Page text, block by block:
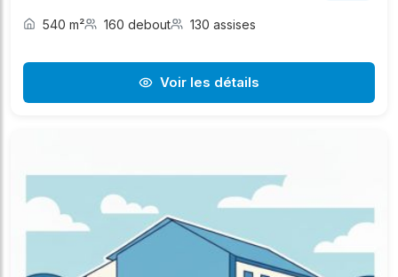
540 m² 160 debout 130 assises
Voir les détails